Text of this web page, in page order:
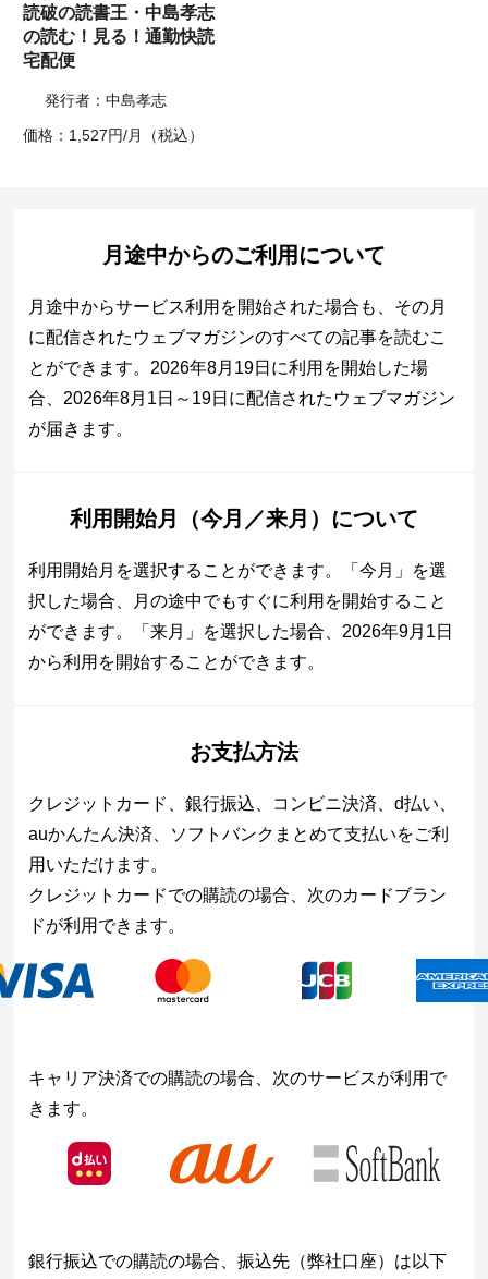
読破の読書王・中島孝志
の読む！見る！通勤快読
宅配便
発行者：中島孝志
価格：1,527円/月（税込）
月途中からのご利用について
月途中からサービス利用を開始された場合も、その月
に配信されたウェブマガジンのすべての記事を読むこ
とができます。2026年8月19日に利用を開始した場
合、2026年8月1日～19日に配信されたウェブマガジン
が届きます。
利用開始月（今月／来月）について
利用開始月を選択することができます。「今月」を選
択した場合、月の途中でもすぐに利用を開始すること
ができます。「来月」を選択した場合、2026年9月1日
から利用を開始することができます。
お支払方法
クレジットカード、銀行振込、コンビニ決済、d払い、
auかんたん決済、ソフトバンクまとめて支払いをご利
用いただけます。
クレジットカードでの購読の場合、次のカードブラン
ドが利用できます。
キャリア決済での購読の場合、次のサービスが利用で
きます。
銀行振込での購読の場合、振込先（弊社口座）は以下